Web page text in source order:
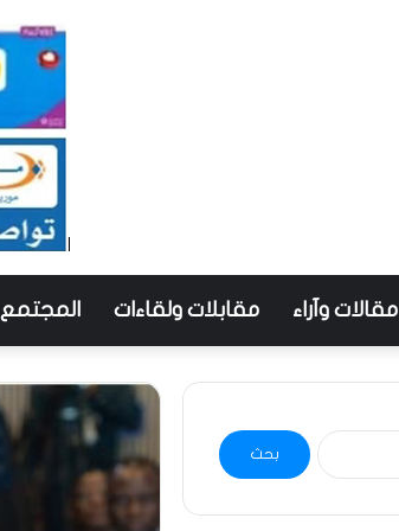
مقالات وآراء مقابلات ولقاءات المجتمع
البحث
عن: